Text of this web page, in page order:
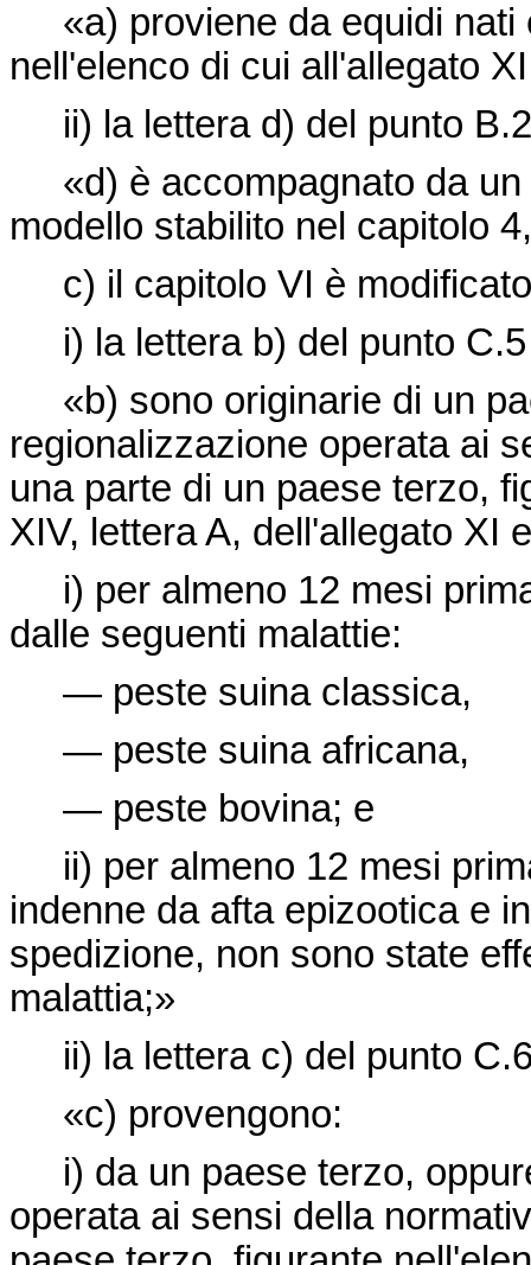
«a) proviene da equidi nati
nell'elenco di cui all'allegato
ii) la lettera d) del punto
«d) è accompagnato da un
modello stabilito nel capitolo
c) il capitolo VI è
i) la lettera b) del punto C.5
«b) sono originarie di un
regionalizzazione operata ai
una parte di un paese terzo,
XIV, lettera A, dell'allegato XI
i) per almeno 12 mesi
dalle seguenti malattie:
— peste suina classica,
— peste suina africana,
— peste bovina; e
ii) per almeno 12 mesi
indenne da afta epizootica e
spedizione, non sono state
malattia;»
ii) la lettera c) del punto
«c) provengono:
i) da un paese terzo,
operata ai sensi della